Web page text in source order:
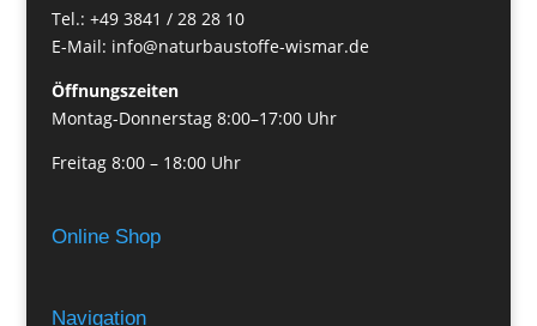
Tel.: +49 3841 / 28 28 10
E-Mail: info@naturbaustoffe-wismar.de
Öffnungszeiten
Montag-Donnerstag 8:00–17:00 Uhr
Freitag 8:00 – 18:00 Uhr
Online Shop
Navigation